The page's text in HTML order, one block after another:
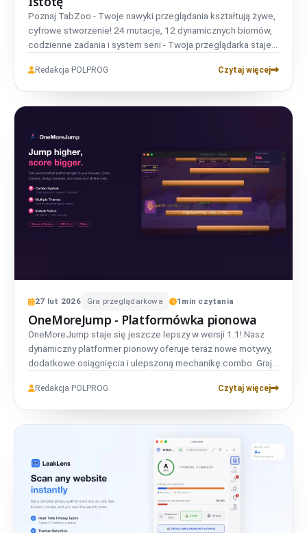
Poznaj TabZoo - Twoje nawyki przeglądania kształtują żywe,
cyfrowe stworzenie! 24 mutacje, 12 dynamicznych biomów,
codzienne zadania i system serii - Twoja przeglądarka staje
Store i Firefox Add-ons.
Redakcja POLPROG Czytaj więcej
27 lut 2026 Gra przeglądarkowa 1 min czytania
OneMoreJump - Platformówka pionowa
OneMoreJump staje się jeszcze lepszy w wersji 1.1! Nasz
dynamiczny platformer pionowy oferuje teraz nowe motywy,
dodatkowe osiągnięcia i ulepszoną mechanikę combo. Graj
Redakcja POLPROG Czytaj więcej